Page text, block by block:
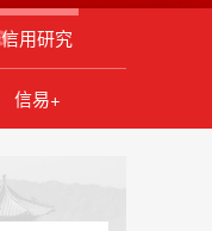
信用研究
信易+